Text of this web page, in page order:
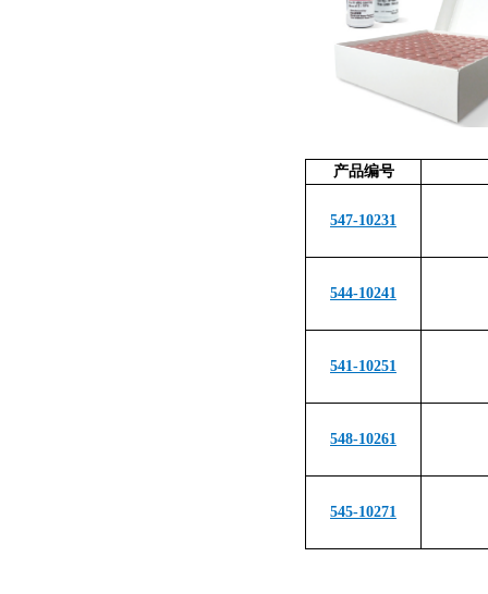
产品编号
547-10231
544-10241
541-10251
548-10261
545-10271